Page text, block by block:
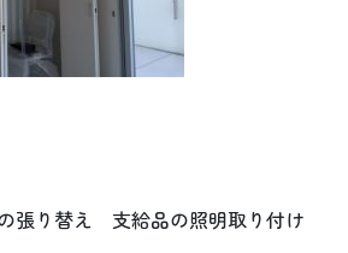
張り替え 支給品の照明取り付け